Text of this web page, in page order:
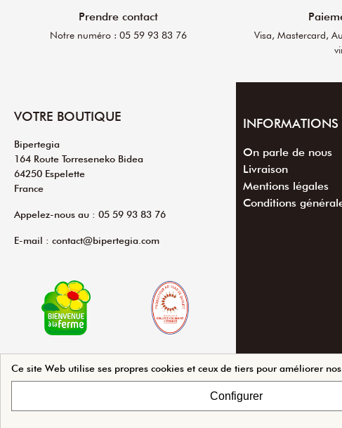
Prendre contact
Notre numéro : 05 59 93 83 76
Visa, Mastercard,
VOTRE BOUTIQUE
Bipertegia
164 Route Torreseneko Bidea
64250 Espelette
France
Appelez-nous au : 05 59 93 83 76
E-mail : contact@bipertegia.com
Agence Web Beforcom
INFORMATIONS
On parle de nous
Livraison
Mentions légales
Conditions
Ce site Web utilise ses propres cookies et ceux de tiers pour améliorer
Configurer